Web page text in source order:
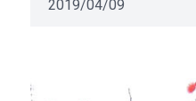
2019/04/09